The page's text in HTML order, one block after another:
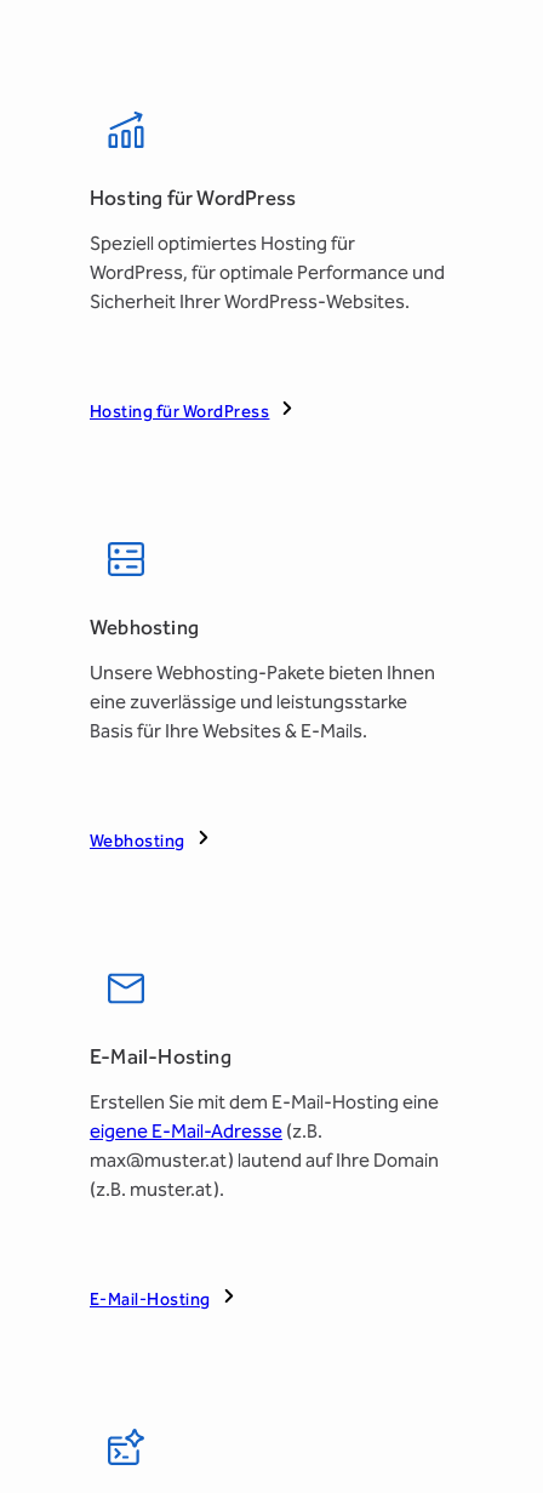
Hosting für WordPress
Speziell optimiertes Hosting für
WordPress, für optimale Performance und
Sicherheit Ihrer WordPress-Websites.
Hosting für WordPress
Webhosting
Unsere Webhosting-Pakete bieten Ihnen
eine zuverlässige und leistungsstarke
Basis für Ihre Websites & E-Mails.
Webhosting
E-Mail-Hosting
Erstellen Sie mit dem E-Mail-Hosting eine
eigene E-Mail-Adresse(z.B.
max@muster.at) lautend auf Ihre Domain
(z.B. muster.at).
E-Mail-Hosting